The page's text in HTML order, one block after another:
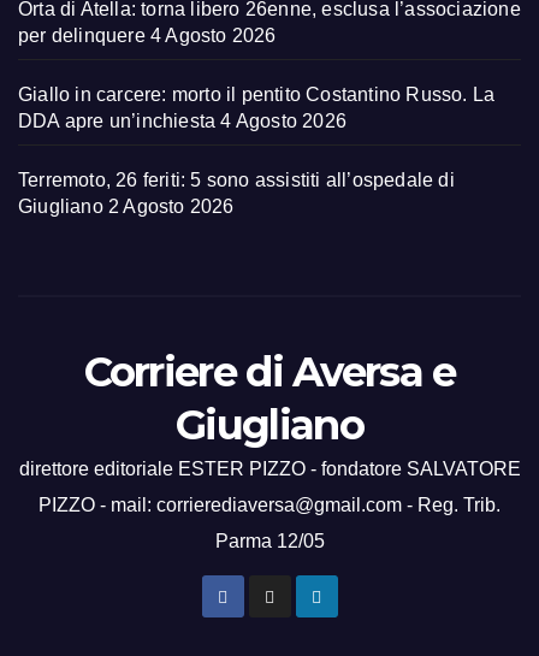
Orta di Atella: torna libero 26enne, esclusa l’associazione
per delinquere 4 Agosto 2026
Giallo in carcere: morto il pentito Costantino Russo. La
DDA apre un’inchiesta 4 Agosto 2026
Terremoto, 26 feriti: 5 sono assistiti all’ospedale di
Giugliano 2 Agosto 2026
Corriere di Aversa e
Giugliano
direttore editoriale ESTER PIZZO - fondatore SALVATORE
PIZZO - mail: corrierediaversa@gmail.com - Reg. Trib.
Parma 12/05